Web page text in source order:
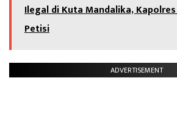
Ilegal di Kuta Mandalika,
Petisi
ADVERTISEMENT